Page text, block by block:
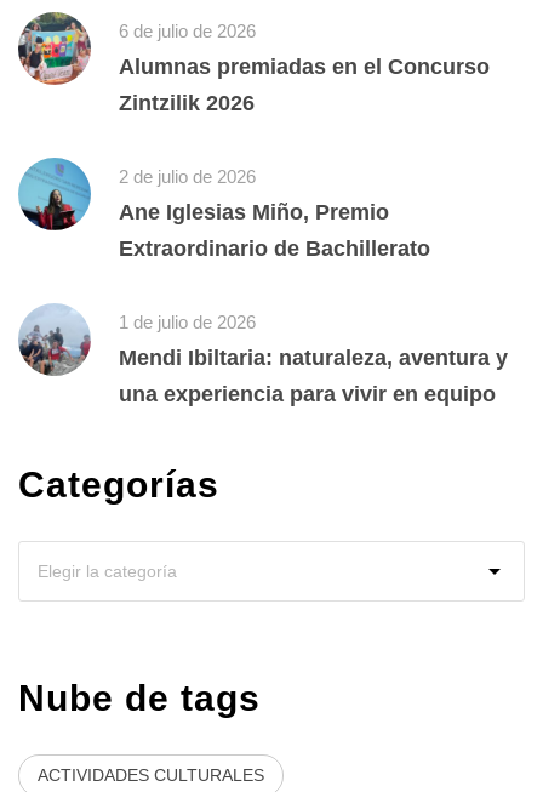
6 de julio de 2026
Alumnas premiadas en el Concurso
Zintzilik 2026
2 de julio de 2026
Ane Iglesias Miño, Premio
Extraordinario de Bachillerato
1 de julio de 2026
Mendi Ibiltaria: naturaleza, aventura y
una experiencia para vivir en equipo
Categorías
Nube de tags
ACTIVIDADES CULTURALES